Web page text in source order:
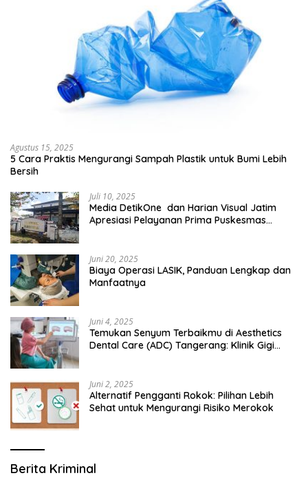
Agustus 15, 2025
5 Cara Praktis Mengurangi Sampah Plastik untuk Bumi Lebih
Bersih
Juli 10, 2025
Media DetikOne dan Harian Visual Jatim
Apresiasi Pelayanan Prima Puskesmas
Juni 20, 2025
Biaya Operasi LASIK, Panduan Lengkap dan
Manfaatnya
Juni 4, 2025
Temukan Senyum Terbaikmu di Aesthetics
Dental Care (ADC) Tangerang: Klinik Gigi
Juni 2, 2025
Alternatif Pengganti Rokok: Pilihan Lebih
Sehat untuk Mengurangi Risiko Merokok
Berita Kriminal